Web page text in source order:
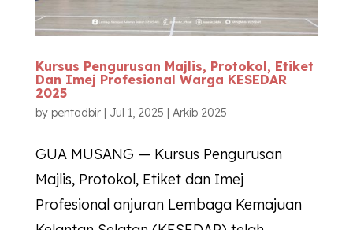
Kursus Pengurusan Majlis, Protokol, Etiket
Dan Imej Profesional Warga KESEDAR
2025
by pentadbir| Jul 1, 2025 | Arkib 2025
GUA MUSANG — Kursus Pengurusan
Majlis, Protokol, Etiket dan Imej
Profesional anjuran Lembaga Kemajuan